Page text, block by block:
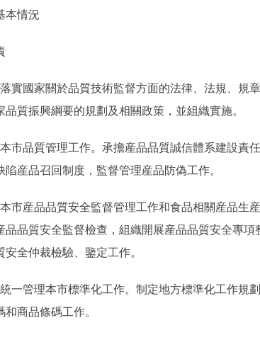
情況
國家關於品質技術監督方面的法律、法規、規
品質振興綱要的規劃及相關政策，並組織實施。
品質管理工作。承擔産品品質誠信體系建設責
陷産品召回制度，監督管理産品防偽工作。
産品品質安全監督管理工作和食品相關産品生
品品質安全監督檢查，組織開展産品品質安全專
全仲裁檢驗、鑒定工作。
管理本市標準化工作。制定地方標準化工作規
商品條碼工作。